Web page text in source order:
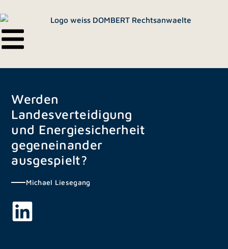
Inhalt
springen
Werden
Landesverteidigung
und Energiesicherheit
gegeneinander
ausgespielt?
Michael Liesegang